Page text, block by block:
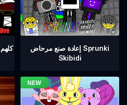
إعادة صنع مرحاض Sprunki
Skibidi